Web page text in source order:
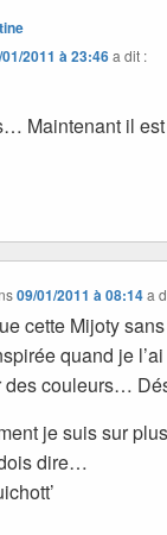
2011 à 23:46a dit :
Maintenant il
09/01/2011 à 08:14 a
cette Mijoty
quand je
des couleurs…
je suis sur
dire…